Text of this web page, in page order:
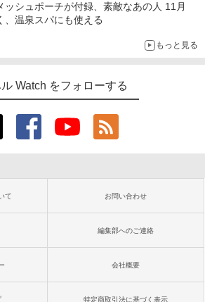
ッシュポーチが付録、素敵なあの人 11月
、温泉スパにも使える
もっと見る
ル Watch をフォローする
て お問い合わせ
編集部へのご連絡
会社概要
特定商取引法に基づく表示